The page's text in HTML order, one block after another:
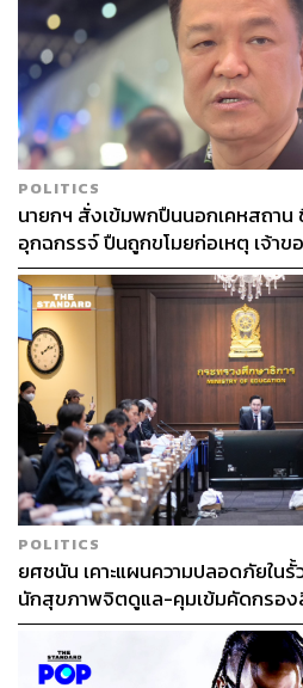
POLITICS
นายกฯ สั่งเข้มพกปืนนอกเคหสถาน
อุกฉกรรจ์ ปืนถูกขโมยก่อเหตุ เจ้า
POLITICS
ยศชนัน เคาะแผนความปลอดภัยใน
นักสุขภาพจิตดูแล-คุมเข้มคัดกรอ